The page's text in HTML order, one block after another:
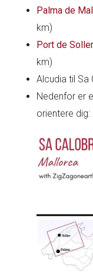
Palma de
km)
Port de Soller
km)
Alcudia til Sa
Nedenfor er
orientere dig: